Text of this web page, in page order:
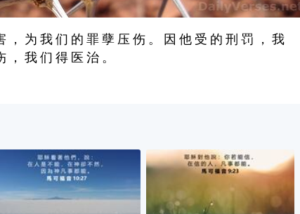
， 为 我 们 的 罪 孽 压 伤 。 因 他 受 的 刑 罚 ， 我
， 我 们 得 医 治 。